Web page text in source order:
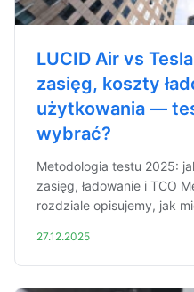
LUCID Air vs
zasięg, koszty
użytkowania —
wybrać?
Metodologia testu 2025:
zasięg, ładowanie i TCO
rozdziale opisujemy, jak
27.12.2025